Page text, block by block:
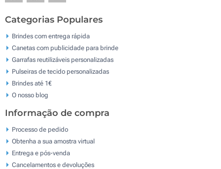
Categorias Populares
Brindes com entrega rápida
Canetas com publicidade para brinde
Garrafas reutilizáveis personalizadas
Pulseiras de tecido personalizadas
Brindes até 1€
O nosso blog
Informação de compra
Processo de pedido
Obtenha a sua amostra virtual
Entrega e pós-venda
Cancelamentos e devoluções